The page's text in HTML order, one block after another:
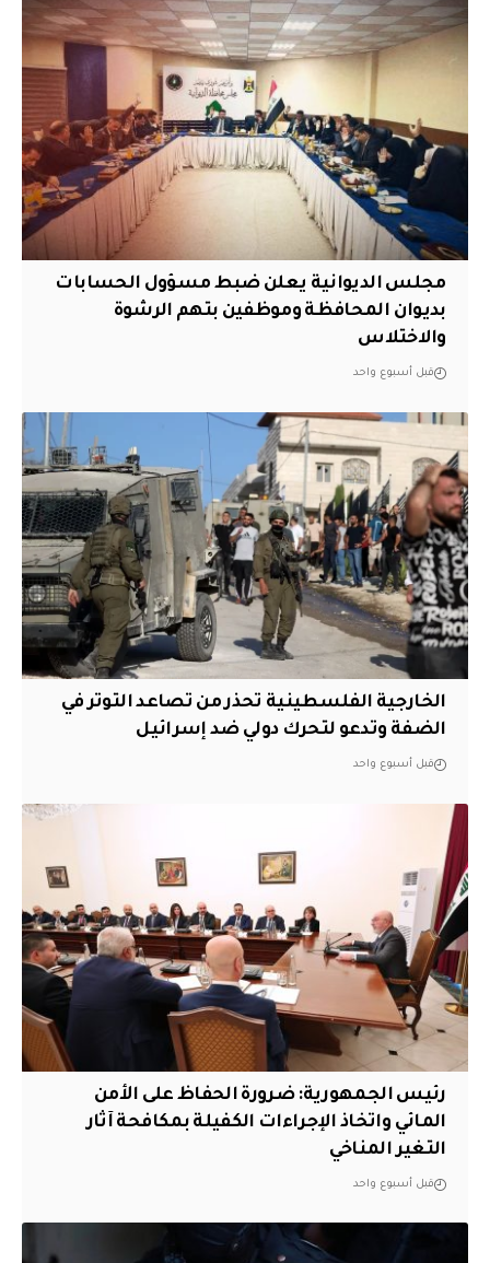
مجلس الديوانية يعلن ضبط مسؤول الحسابات
بديوان المحافظة وموظفين بتهم الرشوة
والاختلاس
قبل أسبوع واحد
الخارجية الفلسطينية تحذر من تصاعد التوتر في
الضفة وتدعو لتحرك دولي ضد إسرائيل
قبل أسبوع واحد
رئيس الجمهورية: ضرورة الحفاظ على الأمن
المائي واتخاذ الإجراءات الكفيلة بمكافحة آثار
التغير المناخي
قبل أسبوع واحد